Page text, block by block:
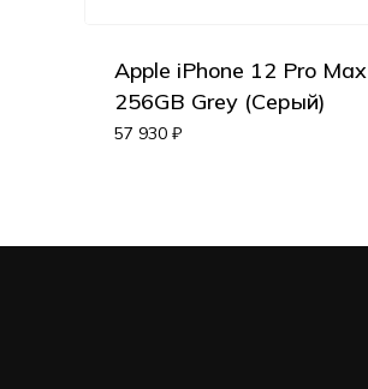
Apple iPhone 12 Pro Max
256GB Grey (Серый)
57 930 ₽